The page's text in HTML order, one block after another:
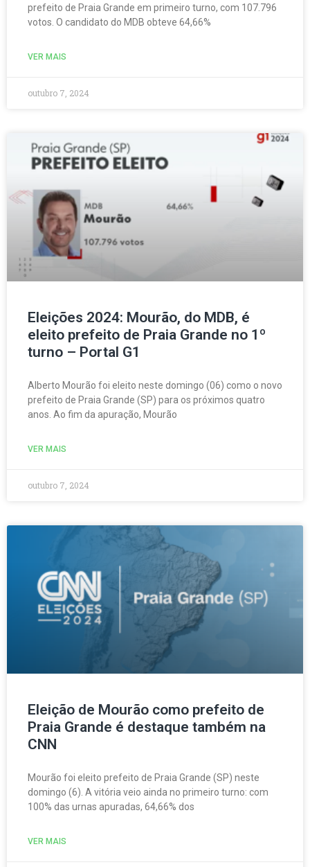
prefeito de Praia Grande em primeiro turno, com 107.796
votos. O candidato do MDB obteve 64,66%
VER MAIS
outubro 7, 2024
Eleições 2024: Mourão, do MDB, é
eleito prefeito de Praia Grande no 1º
turno – Portal G1
Alberto Mourão foi eleito neste domingo (06) como o novo
prefeito de Praia Grande (SP) para os próximos quatro
anos. Ao fim da apuração, Mourão
VER MAIS
outubro 7, 2024
Eleição de Mourão como prefeito de
Praia Grande é destaque também na
CNN
Mourão foi eleito prefeito de Praia Grande (SP) neste
domingo (6). A vitória veio ainda no primeiro turno: com
100% das urnas apuradas, 64,66% dos
VER MAIS